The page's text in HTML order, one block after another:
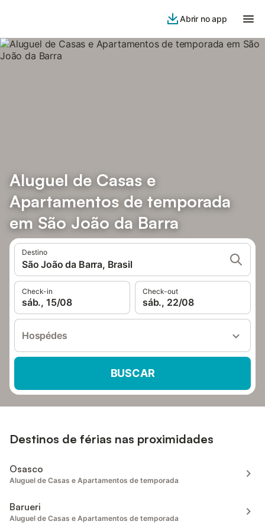
Abrir no app
Aluguel de Casas e
Apartamentos de temporada
em São João da Barra
Destino
São João da Barra, Brasil
Check-in
sáb., 15/08
Check-out
sáb., 22/08
Hospédes
BUSCAR
Destinos de férias nas proximidades
Osasco
Aluguel de Casas e Apartamentos de temporada
Barueri
Aluguel de Casas e Apartamentos de temporada